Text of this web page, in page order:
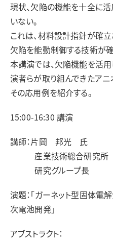
現状、欠陥の機能を十全に
いない。
これは、材料設計指針が確立
欠陥を能動制御する技術が
本講演では、欠陥機能を活
演者らが取り組んできたア
その応用例を紹介する。
15:00-16:30 講演
講師：片岡 邦光 氏
産業技術総合研究所
研究グループ長
演題：「ガーネット型固体
次電池開発」
アブストラクト：